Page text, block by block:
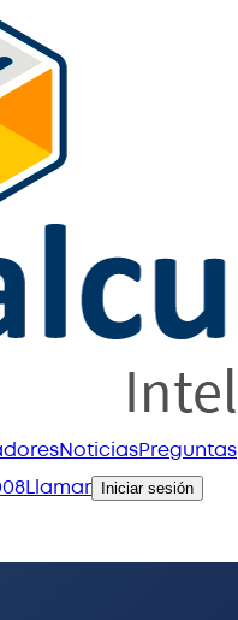
NoticiasPreguntas
Llamar Iniciar sesión